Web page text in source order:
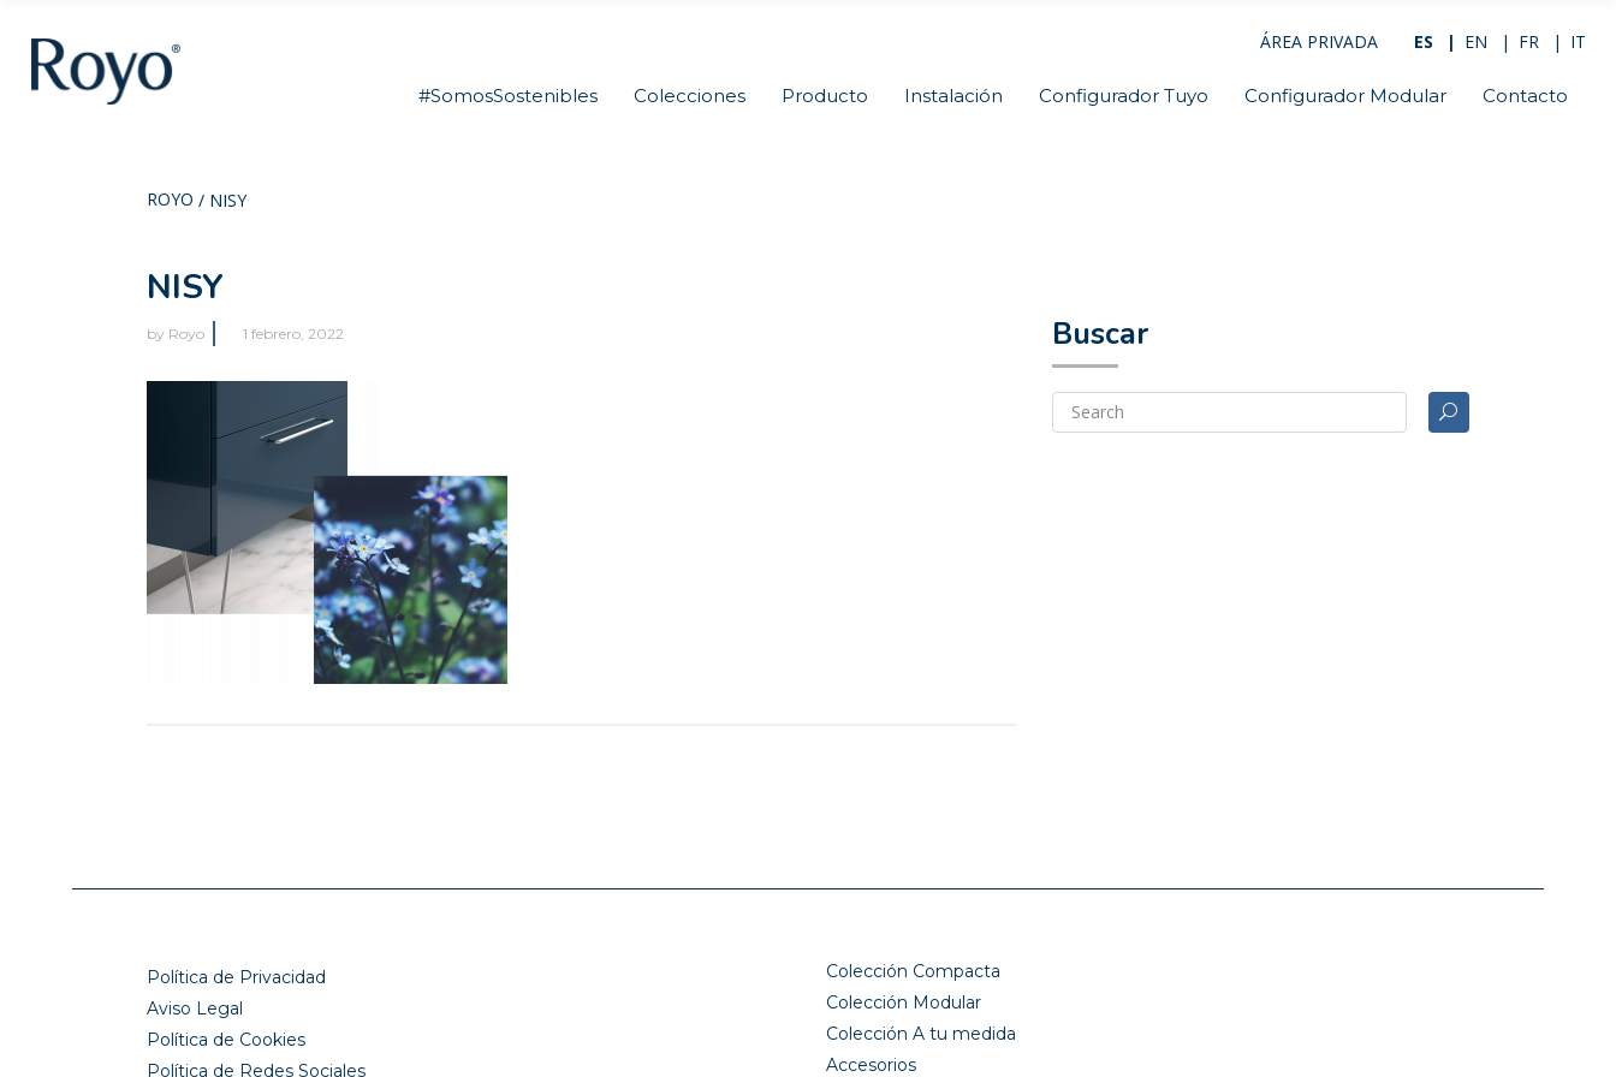
ÁREA PRIVADA ES EN FR IT
#SomosSostenibles Colecciones Producto Instalación Configurador Tuyo Configurador Modular Contacto
ROYO / NISY
NISY
by Royo 1 febrero, 2022 Buscar
Política de Privacidad
Aviso Legal
Política de Cookies
Política de Redes Sociales
Colección Compacta
Colección Modular
Colección A tu medida
Accesorios